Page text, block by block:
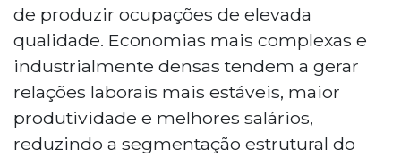
de produzir ocupações de elevada
qualidade. Economias mais complexas e
industrialmente densas tendem a gerar
relações laborais mais estáveis, maior
produtividade e melhores salários,
reduzindo a segmentação estrutural do